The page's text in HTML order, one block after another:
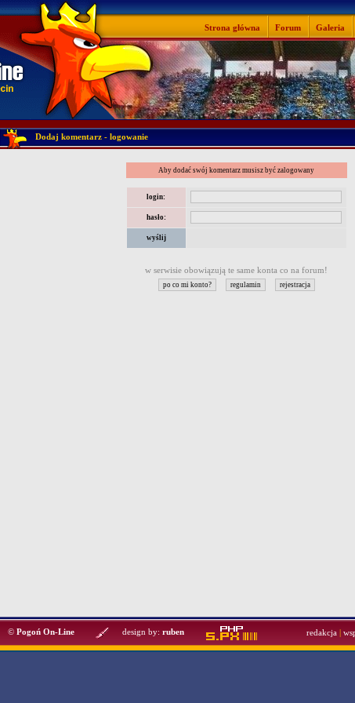
Strona główna Forum Galeria
Dodaj komentarz - logowanie
Aby dodać swój komentarz musisz być zalogowany
login:
hasło:
w serwisie obowiązują te same konta co na forum!
po co mi konto? regulamin rejestracja
© Pogoń On-Line design by: ruben redakcja